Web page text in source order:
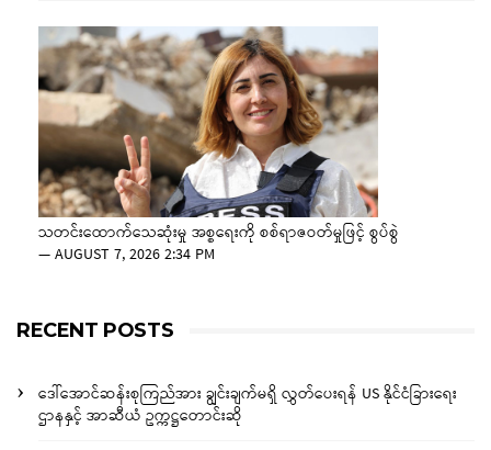
သတင်းထောက်သေဆုံးမှု အစ္စရေးကို စစ်ရာဇဝတ်မှုဖြင့် စွပ်စွဲ
—AUGUST 7, 2026 2:34 PM
RECENT POSTS
ဒေါ်အောင်ဆန်းစုကြည်အား ချွင်းချက်မရှိ လွှတ်ပေးရန် US နိုင်ငံခြားရေး
ဌာနနှင့် အာဆီယံ ဥက္ကဋ္ဌတောင်းဆို